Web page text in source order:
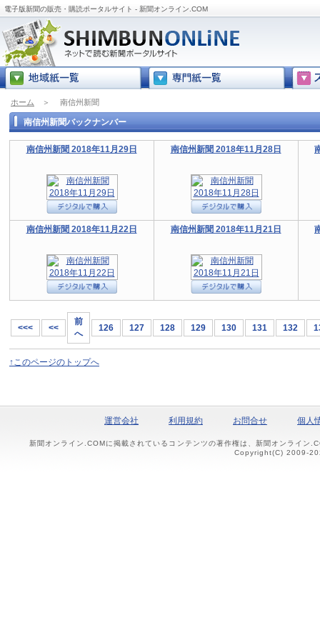
電子版新聞の販売・購読ポータルサイト - 新聞オンライン.COM
ホーム ＞ 南信州新聞
南信州新聞バックナンバー
南信州新聞 2018年11月29日 南信州新聞 2018年11月28日
南信州新聞 2018年11月22日 南信州新聞 2018年11月21日
<<< <<
前
へ
126 127 128 129 130 131 132
↑このページのトップへ
運営会社 利用規約 お問合せ 個人
新聞オンライン.COMに掲載されているコンテンツの著作権は、新聞オンライン
Copyright(C) 2009-